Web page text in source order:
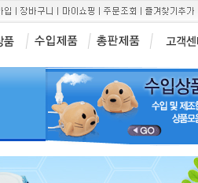
7 산케이 메타혈압계 오랄픽[